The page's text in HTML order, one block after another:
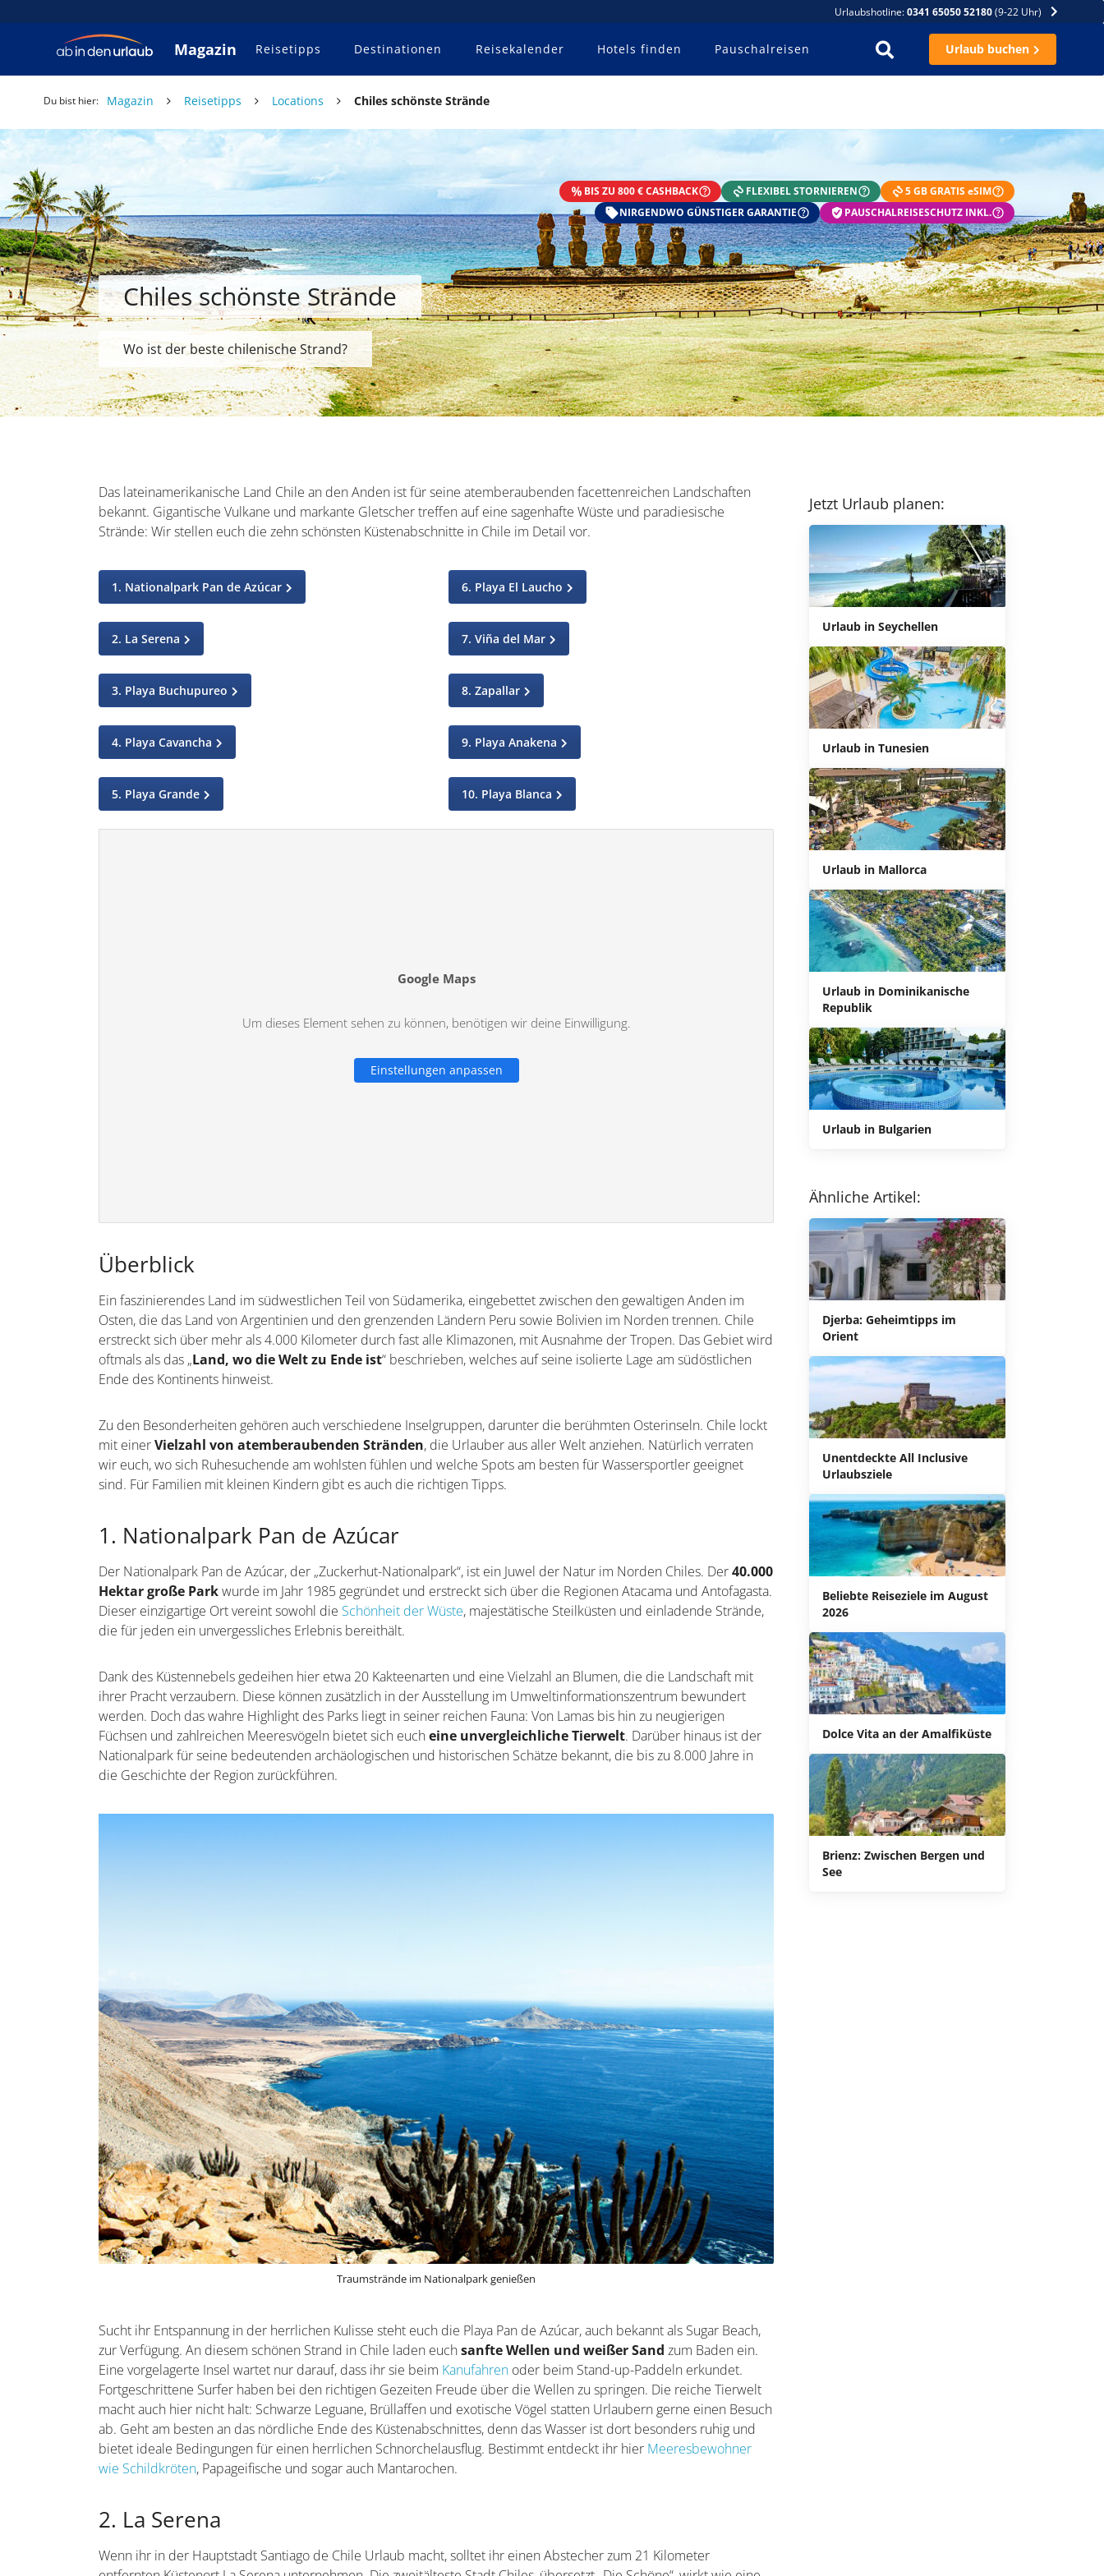
Urlaubshotline:0341 65050 52180(9-22 Uhr)
Magazin Reisetipps Destinationen Reisekalender Hotels finden Pauschalreisen Urlaub buchen
Du bist hier: Magazin Reisetipps Locations Chiles schönste Strände
BIS ZU 800 € CASHBACK FLEXIBEL STORNIEREN
5 GB GRATIS eSIM
NIRGENDWO GÜNSTIGER GARANTIE
PAUSCHALREISESCHUTZ INKL.
Chiles schönste Strände
Wo ist der beste chilenische Strand?
Das lateinamerikanische Land Chile an den Anden ist für seine atemberaubenden facettenreichen Landschaften
bekannt. Gigantische Vulkane und markante Gletscher treffen auf eine sagenhafte Wüste und paradiesische
Strände: Wir stellen euch die zehn schönsten Küstenabschnitte in Chile im Detail vor.
1. Nationalpark Pan de Azúcar
2. La Serena
3. Playa Buchupureo
4. Playa Cavancha
5. Playa Grande
6. Playa El Laucho
7. Viña del Mar
8. Zapallar
9. Playa Anakena
10. Playa Blanca
Google Maps
Um dieses Element sehen zu können, benötigen wir deine Einwilligung.
Einstellungen anpassen
Überblick
Ein faszinierendes Land im südwestlichen Teil von Südamerika, eingebettet zwischen den gewaltigen Anden im
Osten, die das Land von Argentinien und den grenzenden Ländern Peru sowie Bolivien im Norden trennen. Chile
erstreckt sich über mehr als 4.000 Kilometer durch fast alle Klimazonen, mit Ausnahme der Tropen. Das Gebiet wird
oftmals als das „Land, wo die Welt zu Ende ist“ beschrieben, welches auf seine isolierte Lage am südöstlichen
Ende des Kontinents hinweist.
Zu den Besonderheiten gehören auch verschiedene Inselgruppen, darunter die berühmten Osterinseln. Chile lockt
mit einerVielzahl von atemberaubenden Stränden, die Urlauber aus aller Welt anziehen. Natürlich verraten
wir euch, wo sich Ruhesuchende am wohlsten fühlen und welche Spots am besten für Wassersportler geeignet
sind. Für Familien mit kleinen Kindern gibt es auch die richtigen Tipps.
1. Nationalpark Pan de Azúcar
Der Nationalpark Pan de Azúcar, der „Zuckerhut-Nationalpark“, ist ein Juwel der Natur im Norden Chiles. Der40.000
Hektar große Parkwurde im Jahr 1985 gegründet und erstreckt sich über die Regionen Atacama und Antofagasta.
Dieser einzigartige Ort vereint sowohl die Schönheit der Wüste, majestätische Steilküsten und einladende Strände,
die für jeden ein unvergessliches Erlebnis bereithält.
Dank des Küstennebels gedeihen hier etwa 20 Kakteenarten und eine Vielzahl an Blumen, die die Landschaft mit
ihrer Pracht verzaubern. Diese können zusätzlich in der Ausstellung im Umweltinformationszentrum bewundert
werden. Doch das wahre Highlight des Parks liegt in seiner reichen Fauna: Von Lamas bis hin zu neugierigen
Füchsen und zahlreichen Meeresvögeln bietet sich eucheine unvergleichliche Tierwelt. Darüber hinaus ist der
Nationalpark für seine bedeutenden archäologischen und historischen Schätze bekannt, die bis zu 8.000 Jahre in
die Geschichte der Region zurückführen.
Traumstrände im Nationalpark genießen
Sucht ihr Entspannung in der herrlichen Kulisse steht euch die Playa Pan de Azúcar, auch bekannt als Sugar Beach,
zur Verfügung. An diesem schönen Strand in Chile laden euchsanfte Wellen und weißer Sand zum Baden ein.
Eine vorgelagerte Insel wartet nur darauf, dass ihr sie beim Kanufahren oder beim Stand-up-Paddeln erkundet.
Fortgeschrittene Surfer haben bei den richtigen Gezeiten Freude über die Wellen zu springen. Die reiche Tierwelt
macht auch hier nicht halt: Schwarze Leguane, Brüllaffen und exotische Vögel statten Urlaubern gerne einen Besuch
ab. Geht am besten an das nördliche Ende des Küstenabschnittes, denn das Wasser ist dort besonders ruhig und
bietet ideale Bedingungen für einen herrlichen Schnorchelausflug. Bestimmt entdeckt ihr hier Meeresbewohner
wie Schildkröten, Papageifische und sogar auch Mantarochen.
2. La Serena
Wenn ihr in der Hauptstadt Santiago de Chile Urlaub macht, solltet ihr einen Abstecher zum 21 Kilometer
Jetzt Urlaub planen:
Urlaub in Seychellen
Urlaub in Tunesien
Urlaub in Mallorca
Urlaub in Dominikanische
Republik
Urlaub in Bulgarien
Ähnliche Artikel:
Djerba: Geheimtipps im
Orient
Unentdeckte All Inclusive
Urlaubsziele
Beliebte Reiseziele im August
2026
Dolce Vita an der Amalfiküste
Brienz: Zwischen Bergen und
See